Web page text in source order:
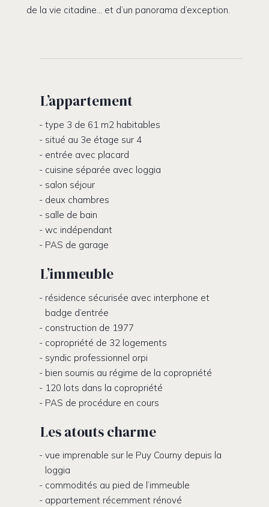
de la vie citadine… et d’un panorama d’exception.
L’appartement
type 3 de 61 m2 habitables
situé au 3e étage sur 4
entrée avec placard
cuisine séparée avec loggia
salon séjour
deux chambres
salle de bain
wc indépendant
PAS de garage
L’immeuble
résidence sécurisée avec interphone et
badge d’entrée
construction de 1977
copropriété de 32 logements
syndic professionnel orpi
bien soumis au régime de la copropriété
120 lots dans la copropriété
PAS de procédure en cours
Les atouts charme
vue imprenable sur le Puy Courny depuis la
loggia
commodités au pied de l’immeuble
appartement récemment rénové